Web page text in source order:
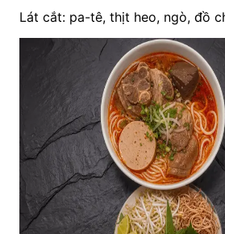
Lát cắt: pa-tê, thịt heo, ngò, đồ